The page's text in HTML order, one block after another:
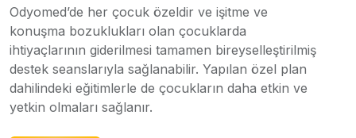
Odyomed’de her çocuk özeldir ve işitme ve
konuşma bozuklukları olan çocuklarda
ihtiyaçlarının giderilmesi tamamen bireyselleştirilmiş
destek seanslarıyla sağlanabilir. Yapılan özel plan
dahilindeki eğitimlerle de çocukların daha etkin ve
yetkin olmaları sağlanır.